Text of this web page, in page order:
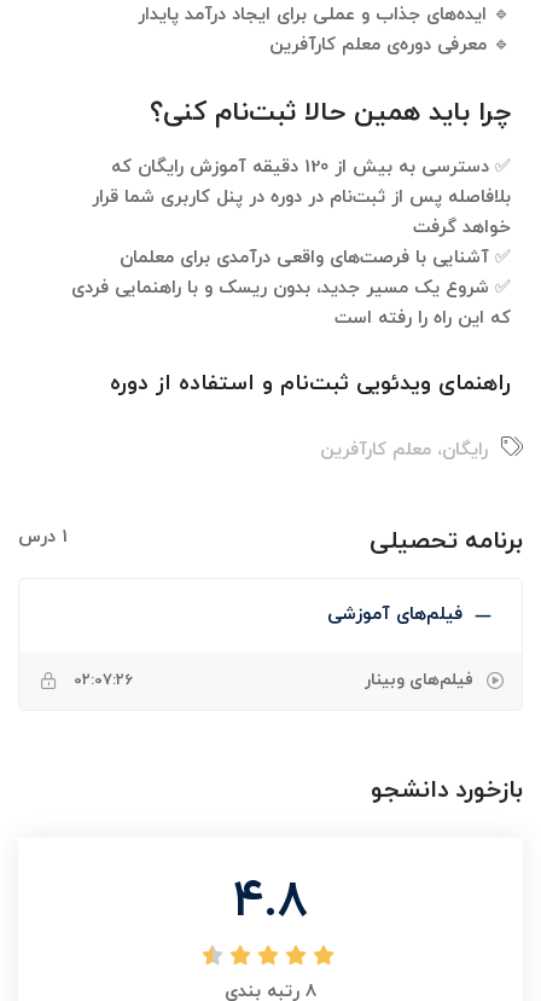
🔹 ایده‌های جذاب و عملی برای ایجاد درآمد پایدار
🔹 معرفی دوره‌ی معلم کارآفرین
چرا باید همین حالا ثبت‌نام کنی؟
✅ دسترسی به
بیش از 120 دقیقه آموزش رایگان که
بلافاصله پس از ثبت‌نام در دوره در پنل کاربری شما قرار
خواهد گرفت
✅ آشنایی با فرصت‌های واقعی درآمدی برای معلمان
✅ شروع یک مسیر جدید، بدون ریسک و با راهنمایی فردی
که این راه را رفته است
راهنمای ویدئویی ثبت‌نام و استفاده از دوره
رایگان، معلم کارآفرین
برنامه تحصیلی 1 درس
فیلم‌های آموزشی
فیلم‌های وبینار 02:07:26
بازخورد دانشجو
4.8
8 رتبه بندی